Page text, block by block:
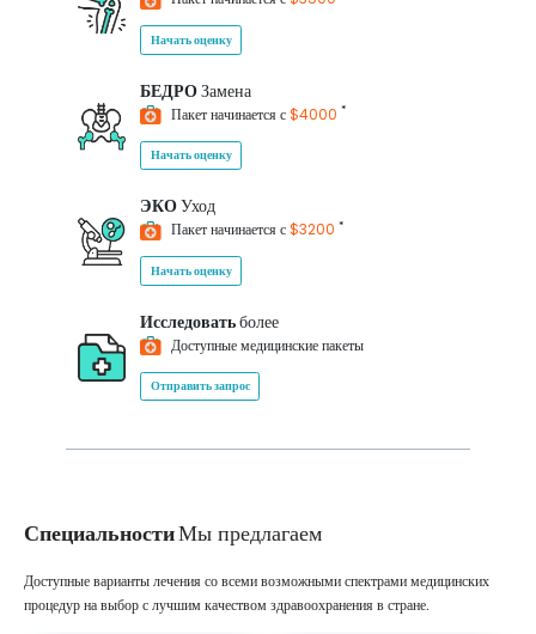
Начать оценку
БЕДРОЗамена
Пакет начинается с$4000 *
Начать оценку
ЭКОУход
Пакет начинается с$3200 *
Начать оценку
Исследоватьболее
Доступные медицинские пакеты
Отправить запрос
СпециальностиМы предлагаем
Доступные варианты лечения со всеми возможными спектрами медицинских
процедур на выбор с лучшим качеством здравоохранения в стране.